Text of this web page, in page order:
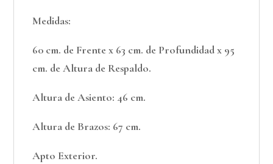
Medidas:
60 cm. de Frente x 63 cm. de Profundidad x 95
cm. de Altura de Respaldo.
Altura de Asiento: 46 cm.
Altura de Brazos: 67 cm.
Apto Exterior.